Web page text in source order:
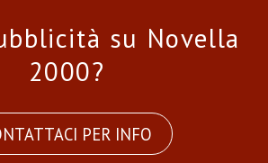
su Novella
2000?
PER INFO